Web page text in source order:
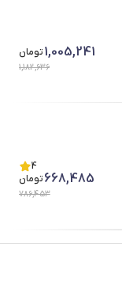
1,005,241تومان
1,182,636
4
668,485تومان
786,453